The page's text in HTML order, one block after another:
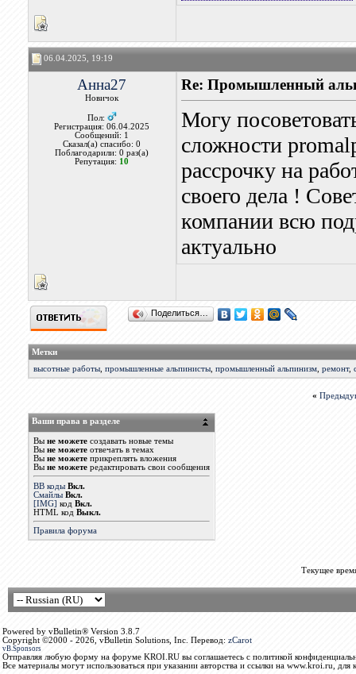
06.04.2025, 19:19
Анна27
Новичок
Пол:
Регистрация: 06.04.2025
Сообщений: 1
Сказал(а) спасибо: 0
Поблагодарили: 0 раз(а)
Репутация: 10
Re: Промышленный
Могу
сложности
рассрочку на
своего дела !
компании всю
актуально
Поделиться…
Метки
высотные работы, промышленные альпинисты, промышленный альпинизм, ремонт,
«
Ваши права в разделе
Вы не можетесоздавать новые темы
Вы не можетеотвечать в темах
Вы не можетеприкреплять вложения
Вы не можетередактировать свои сообщения
BB коды Вкл.
Смайлы Вкл.
[IMG] код Вкл.
HTML код Выкл.
Правила форума
Текущее
Powered by vBulletin® Version 3.8.7
Copyright ©2000 - 2026, vBulletin Solutions, Inc. Перевод: zCarot
vB.Sponsors
Отправляя любую форму на форуме KROI.RU вы соглашаетесь с политикой
Все материалы могут использоваться при указании авторства и ссылки на www.kroi.ru, для